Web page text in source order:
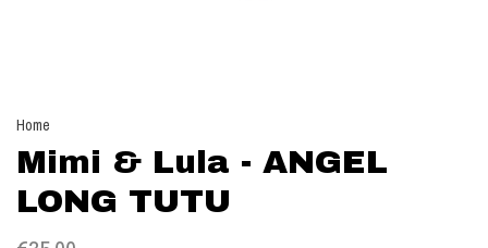
Home
Mimi & Lula - ANGEL
LONG TUTU